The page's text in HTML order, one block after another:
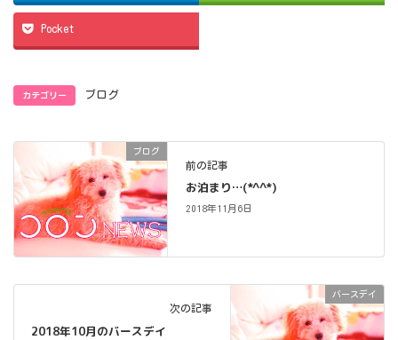
Pocket
カテゴリー ブログ
ブログ
前の記事
お泊まり…(*^^*)
2018年11月6日
バースデイ
次の記事
2018年10月のバースデイ